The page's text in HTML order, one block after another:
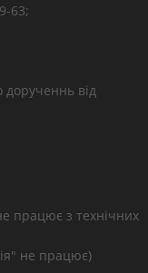
63;
від
з технічних
не працює)